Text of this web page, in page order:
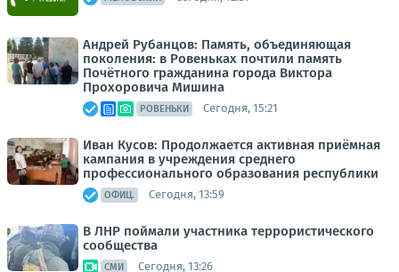
Андрей Рубанцов: Память, объединяющая
поколения: в Ровеньках почтили память
Почётного гражданина города Виктора
Прохоровича Мишина
РОВЕНЬКИ Сегодня, 15:21
Иван Кусов: Продолжается активная приёмная
кампания в учреждения среднего
профессионального образования республики
ОФИЦ. Сегодня, 13:59
В ЛНР поймали участника террористического
сообщества
СМИ Сегодня, 13:26